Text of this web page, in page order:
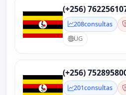
(+256)
208consultas
UG
(+256)
201consultas